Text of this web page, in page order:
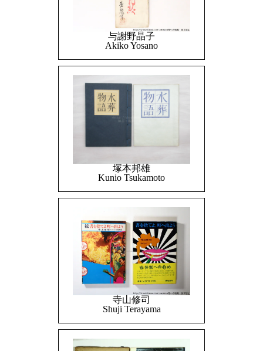
与謝野晶子
Akiko Yosano
塚本邦雄
Kunio Tsukamoto
寺山修司
Shuji Terayama